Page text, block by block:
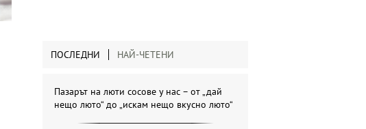
ПОСЛЕДНИ НАЙ-ЧЕТЕНИ
Пазарът на люти сосове у нас – от „дай
нещо люто“ до „искам нещо вкусно люто“